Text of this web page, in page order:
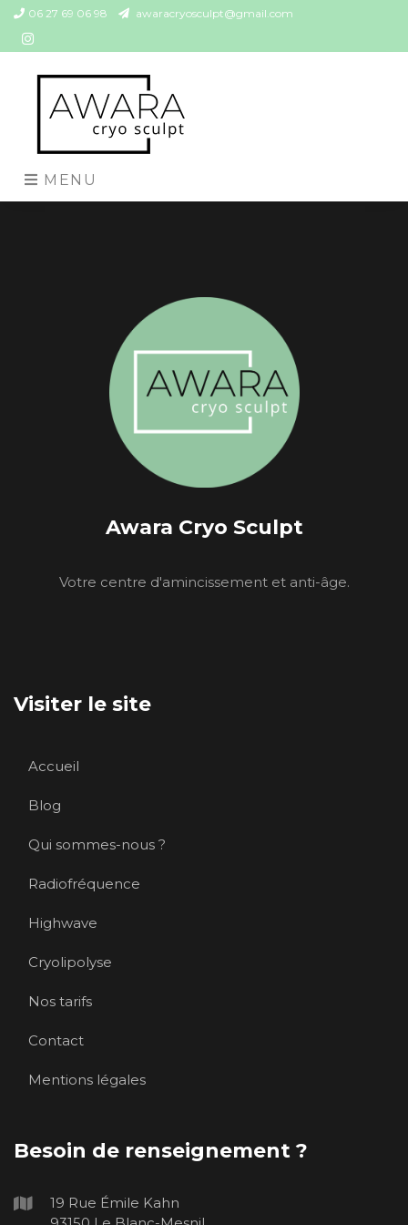
06 27 69 06 98 awaracryosculpt@gmail.com
MENU
Awara Cryo Sculpt
Votre centre d'amincissement et anti-âge.
Visiter le site
Accueil
Blog
Qui sommes-nous ?
Radiofréquence
Highwave
Cryolipolyse
Nos tarifs
Contact
Mentions légales
Besoin de renseignement ?
19 Rue Émile Kahn